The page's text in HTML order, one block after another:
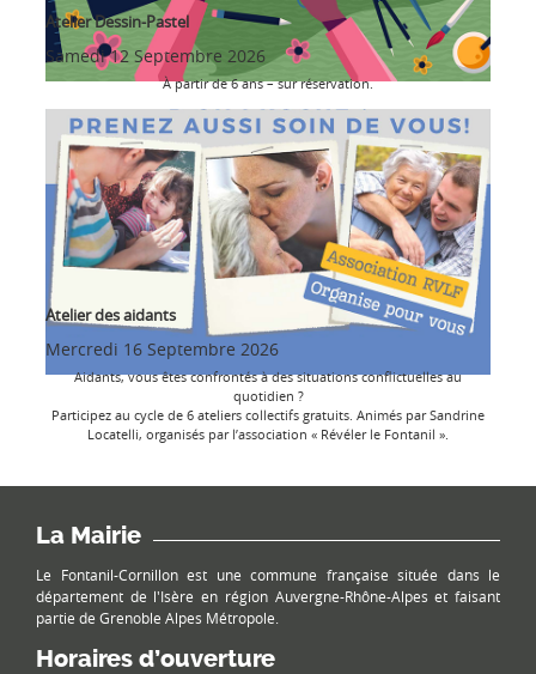
Atelier Dessin-Pastel
Samedi 12 Septembre 2026
À partir de 6 ans – sur réservation.
Atelier des aidants
Mercredi 16 Septembre 2026
Aidants, vous êtes confrontés à des situations conflictuelles au
quotidien ?
Participez au cycle de 6 ateliers collectifs gratuits. Animés par Sandrine
Locatelli, organisés par l’association « Révéler le Fontanil ».
La Mairie
Le Fontanil-Cornillon est une commune française située dans le
département de l'Isère en région Auvergne-Rhône-Alpes et faisant
partie de Grenoble Alpes Métropole.
Horaires d’ouverture